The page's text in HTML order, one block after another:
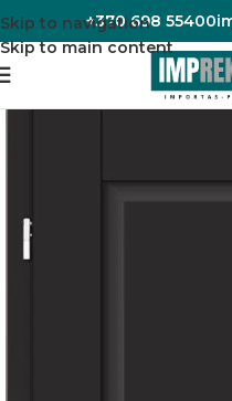
Skip to navigation
Skip to main content
+370 698 55400
Pradžia Vidaus durys